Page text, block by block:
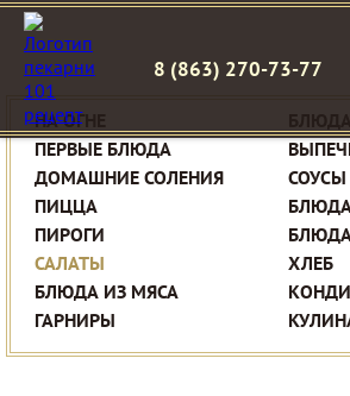
8 (863) 270-73-77
НА ОГНЕ
ПЕРВЫЕ БЛЮДА
ДОМАШНИЕ СОЛЕНИЯ
ПИЦЦА
ПИРОГИ
САЛАТЫ
БЛЮДА ИЗ МЯСА
ГАРНИРЫ
СОУСЫ
ХЛЕБ